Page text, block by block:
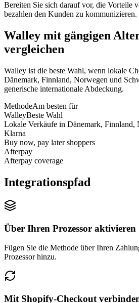
Bereiten Sie sich darauf vor, die Vorteile
bezahlen den Kunden zu kommunizieren.
Walley mit gängigen
vergleichen
Walley ist die beste Wahl, wenn lokale
Dänemark, Finnland, Norwegen und
generische internationale Abdeckung.
MethodeAm besten für
WalleyBeste Wahl
Lokale Verkäufe in Dänemark, Finnland,
Klarna
Buy now, pay later shoppers
Afterpay
Afterpay coverage
Integrationspfad
Über Ihren Prozessor aktivieren
Fügen Sie die Methode über Ihren
Prozessor hinzu.
Mit Shopify-Checkout